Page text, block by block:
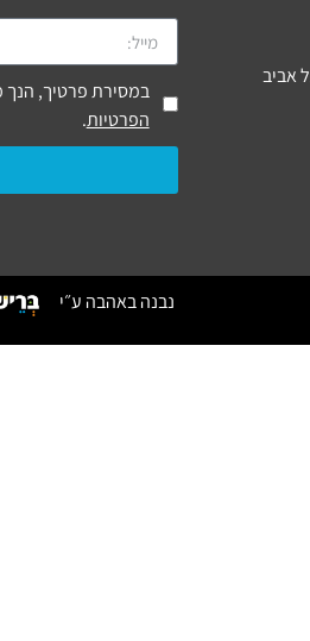
במסירת פרטיך,
הפרטיות.
נבנה באהבה ע״י